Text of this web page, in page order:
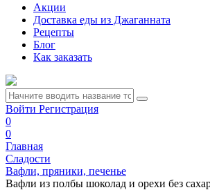
Акции
Доставка еды из Джаганната
Рецепты
Блог
Как заказать
Войти Регистрация
0
0
Главная
Сладости
Вафли, пряники, печенье
Вафли из полбы шоколад и орехи без